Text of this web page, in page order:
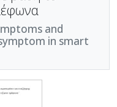
and
in smart